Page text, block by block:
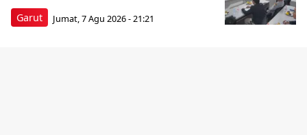
Garut Jumat, 7 Agu 2026 - 21:21